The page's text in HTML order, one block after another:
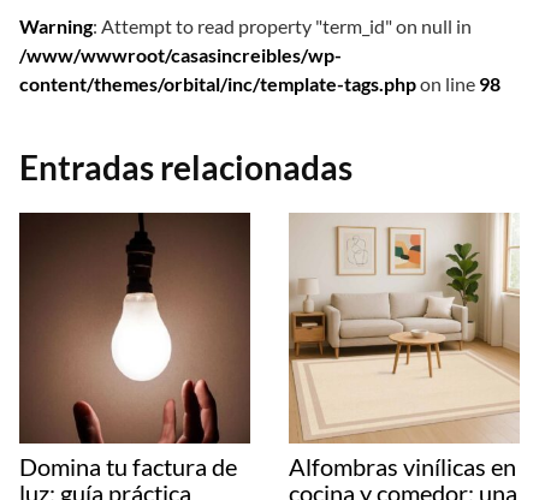
Warning: Attempt to read property "term_id" on null in
/www/wwwroot/casasincreibles/wp-
content/themes/orbital/inc/template-tags.phpon line 98
Entradas relacionadas
Domina tu factura de
luz: guía práctica
Alfombras vinílicas en
cocina y comedor: una